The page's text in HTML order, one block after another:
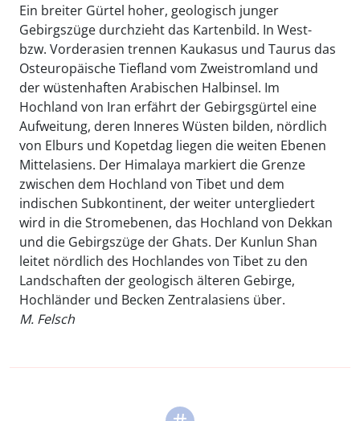
Ein breiter Gürtel hoher, geologisch junger
Gebirgszüge durchzieht das Kartenbild. In West-
bzw. Vorderasien trennen Kaukasus und Taurus das
Osteuropäische Tiefland vom Zweistromland und
der wüstenhaften Arabischen Halbinsel. Im
Hochland von Iran erfährt der Gebirgsgürtel eine
Aufweitung, deren Inneres Wüsten bilden, nördlich
von Elburs und Kopetdag liegen die weiten Ebenen
Mittelasiens. Der Himalaya markiert die Grenze
zwischen dem Hochland von Tibet und dem
indischen Subkontinent, der weiter untergliedert
wird in die Stromebenen, das Hochland von Dekkan
und die Gebirgszüge der Ghats. Der Kunlun Shan
leitet nördlich des Hochlandes von Tibet zu den
Landschaften der geologisch älteren Gebirge,
Hochländer und Becken Zentralasiens über.
M. Felsch